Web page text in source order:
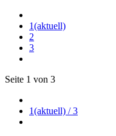
1(aktuell)
2
3
Seite 1 von 3
1(aktuell) / 3